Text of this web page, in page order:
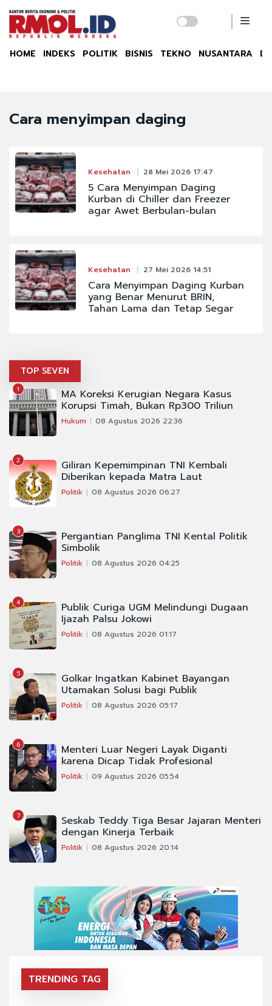
HOME INDEKS POLITIK BISNIS TEKNO NUSANTARA
Cara menyimpan daging
Kesehatan 28 Mei 2026 17:47
5 Cara Menyimpan Daging
Kurban di Chiller dan Freezer
agar Awet Berbulan-bulan
Kesehatan 27 Mei 2026 14:51
Cara Menyimpan Daging Kurban
yang Benar Menurut BRIN,
Tahan Lama dan Tetap Segar
TOP SEVEN
1 MA Koreksi Kerugian Negara Kasus
Korupsi Timah, Bukan Rp300 Triliun
Hukum 08 Agustus 2026 22:36
2 Giliran Kepemimpinan TNI Kembali
Diberikan kepada Matra Laut
Politik 08 Agustus 2026 06:27
3 Pergantian Panglima TNI Kental Politik
Simbolik
Politik 08 Agustus 2026 04:25
4 Publik Curiga UGM Melindungi Dugaan
Ijazah Palsu Jokowi
Politik 08 Agustus 2026 01:17
5 Golkar Ingatkan Kabinet Bayangan
Utamakan Solusi bagi Publik
Politik 08 Agustus 2026 05:17
6 Menteri Luar Negeri Layak Diganti
karena Dicap Tidak Profesional
Politik 09 Agustus 2026 05:54
7 Seskab Teddy Tiga Besar Jajaran Menteri
dengan Kinerja Terbaik
Politik 08 Agustus 2026 20:14
TRENDING TAG